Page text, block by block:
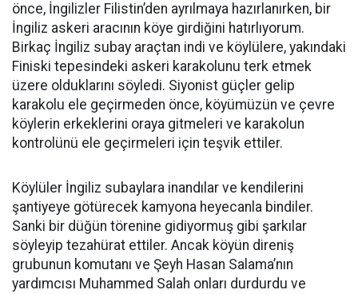
önce, İngilizler Filistin’den ayrılmaya hazırlanırken, bir
İngiliz askeri aracının köye girdiğini hatırlıyorum.
Birkaç İngiliz subay araçtan indi ve köylülere, yakındaki
Finiski tepesindeki askeri karakolunu terk etmek
üzere olduklarını söyledi. Siyonist güçler gelip
karakolu ele geçirmeden önce, köyümüzün ve çevre
köylerin erkeklerini oraya gitmeleri ve karakolun
kontrolünü ele geçirmeleri için teşvik ettiler.
Köylüler İngiliz subaylara inandılar ve kendilerini
şantiyeye götürecek kamyona heyecanla bindiler.
Sanki bir düğün törenine gidiyormuş gibi şarkılar
söyleyip tezahürat ettiler. Ancak köyün direniş
grubunun komutanı ve Şeyh Hasan Salama’nın
yardımcısı Muhammed Salah onları durdurdu ve